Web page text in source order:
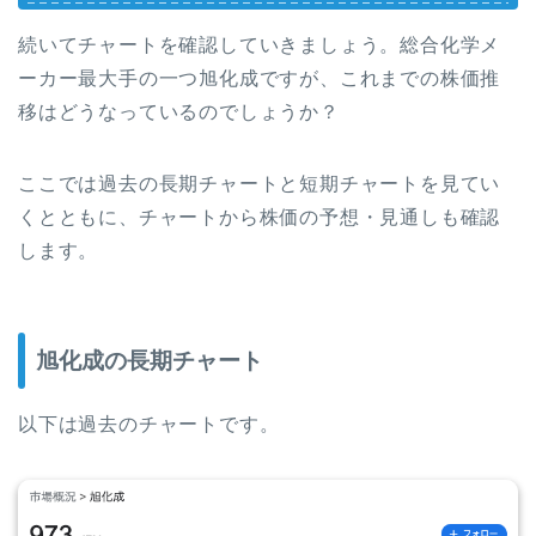
続いてチャートを確認していきましょう。総合化学メ
ーカー最大手の一つ旭化成ですが、これまでの株価推
移はどうなっているのでしょうか？
ここでは過去の長期チャートと短期チャートを見てい
くとともに、チャートから株価の予想・見通しも確認
します。
旭化成の長期チャート
以下は過去のチャートです。